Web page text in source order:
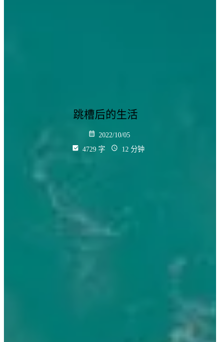
跳槽后的生活
2022/10/05
4729 字
12 分钟